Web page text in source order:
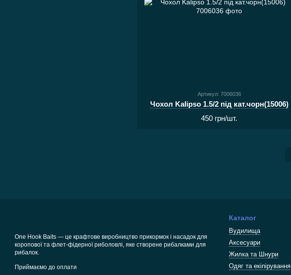
Артикул: 7006036
Чохол Kalipso 1.5/2 під кат.чорн(15006)
450 грн/шт.
One Hook Baits — це крафтове виробництво прикормок і насадок для
коропової та флет-фідерної риболовлі, яке створене рибалками для
рибалок.
Приймаємо до оплати
Каталог
Вудилища
Аксесуари
Жилка та Шнури
Одяг та екіпірування